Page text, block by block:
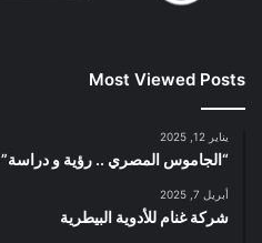
Most Viewed Posts
يناير 12, 2025
“الجاموس المصري .. رؤية و دراسة”
أبريل 7, 2025
شركة غنام للأدوية البيطرية